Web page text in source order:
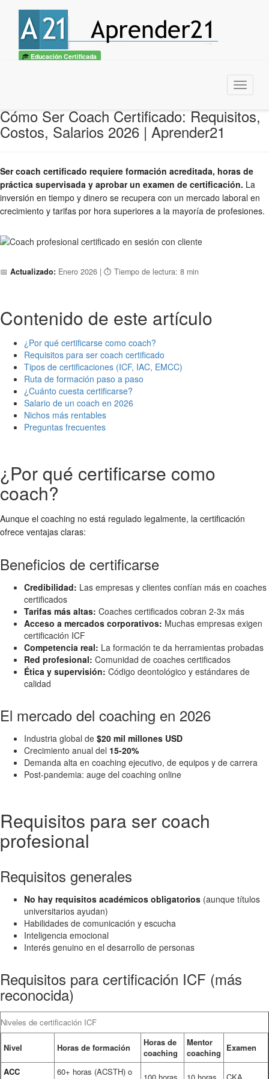
Educación Certificada
Menu
Cómo Ser Coach Certificado: Requisitos,
Costos, Salarios 2026 | Aprender21
Ser coach certificado requiere formación acreditada, horas de
práctica supervisada y aprobar un examen de certificación. La
inversión en tiempo y dinero se recupera con un mercado laboral en
crecimiento y tarifas por hora superiores a la mayoría de profesiones.
📅 Actualizado: Enero 2026 | ⏱️ Tiempo de lectura: 8 min
Contenido de este artículo
¿Por qué certificarse como coach?
Requisitos para ser coach certificado
Tipos de certificaciones (ICF, IAC, EMCC)
Ruta de formación paso a paso
¿Cuánto cuesta certificarse?
Salario de un coach en 2026
Nichos más rentables
Preguntas frecuentes
¿Por qué certificarse como
coach?
Aunque el coaching no está regulado legalmente, la certificación
ofrece ventajas claras:
Beneficios de certificarse
Credibilidad: Las empresas y clientes confían más en coaches
certificados
Tarifas más altas: Coaches certificados cobran 2-3x más
Acceso a mercados corporativos: Muchas empresas exigen
certificación ICF
Competencia real: La formación te da herramientas probadas
Red profesional: Comunidad de coaches certificados
Ética y supervisión: Código deontológico y estándares de
calidad
El mercado del coaching en 2026
Industria global de $20 mil millones USD
Crecimiento anual del 15-20%
Demanda alta en coaching ejecutivo, de equipos y de carrera
Post-pandemia: auge del coaching online
Requisitos para ser coach
profesional
Requisitos generales
No hay requisitos académicos obligatorios (aunque títulos
universitarios ayudan)
Habilidades de comunicación y escucha
Inteligencia emocional
Interés genuino en el desarrollo de personas
Requisitos para certificación ICF (más
reconocida)
Niveles de certificación ICF
Nivel Horas de formación
Horas de
coaching
Mentor
coaching Examen
ACC
60+ horas (ACSTH) o